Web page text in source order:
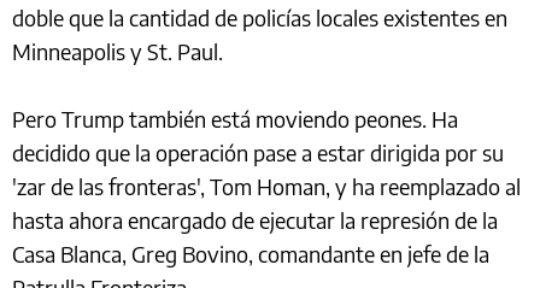
doble que la cantidad de policías locales existentes en
Minneapolis y St. Paul.
Pero Trump también está moviendo peones. Ha
decidido que la operación pase a estar dirigida por su
'zar de las fronteras', Tom Homan, y ha reemplazado al
hasta ahora encargado de ejecutar la represión de la
Casa Blanca, Greg Bovino, comandante en jefe de la